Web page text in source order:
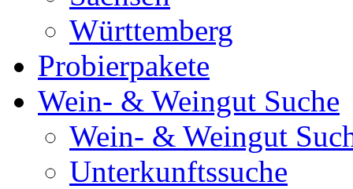
Württemberg
Probierpakete
Wein- & Weingut Suche
Wein- & Weingut
Unterkunftssuche